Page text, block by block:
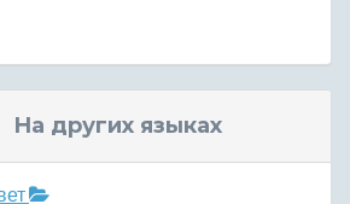
На других языках